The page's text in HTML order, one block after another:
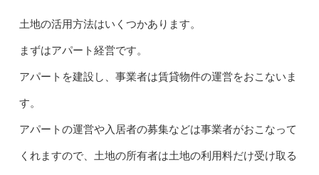
土地の活用方法はいくつかあります。
まずはアパート経営です。
アパートを建設し、事業者は賃貸物件の運営をおこないま
す。
アパートの運営や入居者の募集などは事業者がおこなって
くれますので、土地の所有者は土地の利用料だけ受け取る